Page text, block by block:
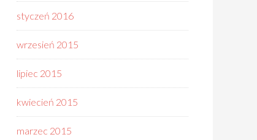
styczeń 2016
wrzesień 2015
lipiec 2015
kwiecień 2015
marzec 2015